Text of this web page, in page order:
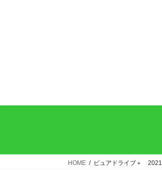
HOME ピュアドライブ＋ 2021